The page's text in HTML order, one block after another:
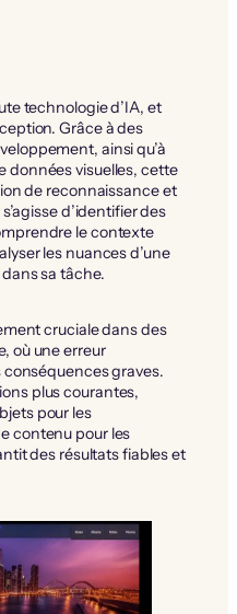
technologie d’IA, et
Grâce à des
ainsi qu’à
données visuelles, cette
de reconnaissance et
d’identifier des
le contexte
les nuances d’une
sa tâche.
cruciale dans des
où une erreur
graves.
plus courantes,
pour les
contenu pour les
des résultats fiables et